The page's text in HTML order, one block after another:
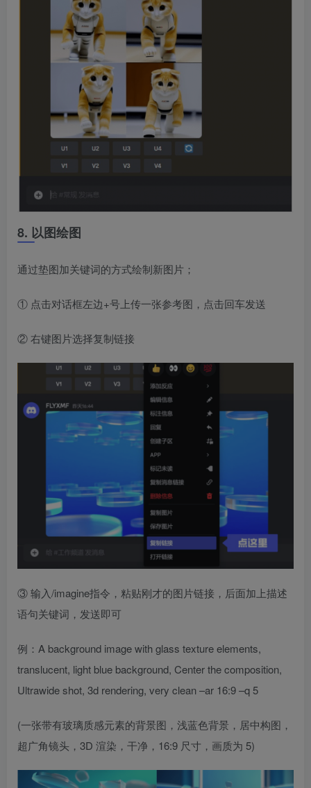
8. 以图绘图
通过垫图加关键词的方式绘制新图片；
① 点击对话框左边+号上传一张参考图，点击回车发送
② 右键图片选择复制链接
③ 输入/imagine指令，粘贴刚才的图片链接，后面加上描述
语句关键词，发送即可
例：A background image with glass texture elements,
translucent, light blue background, Center the composition,
Ultrawide shot, 3d rendering, very clean –ar 16:9 –q 5
(一张带有玻璃质感元素的背景图，浅蓝色背景，居中构图，
超广角镜头，3D 渲染，干净，16:9 尺寸，画质为 5)